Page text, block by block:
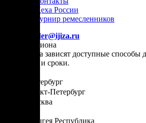
Цеха России
Турнир ремесленников
order@ijiza.ru
Выбор региона
От региона зависят доступные способы
стоимость и сроки.
Санкт-Петербург
Санкт-Петербург
Москва
Адыгея Республика